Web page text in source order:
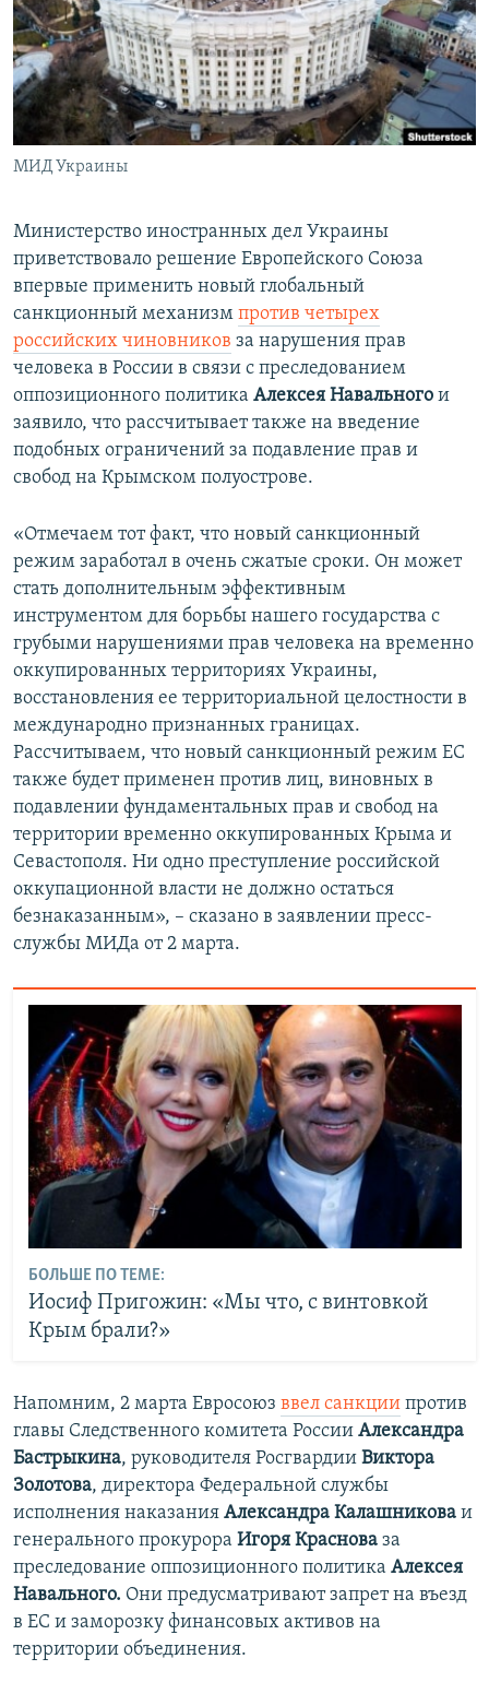
ПОБЕДИТЕЛЕЙ НЕ СУДЯТ?
КРЫМ.НЕПОКОРЕННЫЙ
ELIFBE
УКРАИНСКАЯ ПРОБЛЕМА КРЫМА
ПРИСОЕДИНЯЙТЕСЬ!
Все сайты RFE/RL
МИД Украины
Министерство иностранных дел Украины
приветствовало решение Европейского Союза
впервые применить новый глобальный
санкционный механизм против четырех
российских чиновников за нарушения прав
человека в России в связи с преследованием
оппозиционного политика Алексея Навального и
заявило, что рассчитывает также на введение
подобных ограничений за подавление прав и
свобод на Крымском полуострове.
«Отмечаем тот факт, что новый санкционный
режим заработал в очень сжатые сроки. Он может
стать дополнительным эффективным
инструментом для борьбы нашего государства с
грубыми нарушениями прав человека на временно
оккупированных территориях Украины,
восстановления ее территориальной целостности в
международно признанных границах.
Рассчитываем, что новый санкционный режим ЕС
также будет применен против лиц, виновных в
подавлении фундаментальных прав и свобод на
территории временно оккупированных Крыма и
Севастополя. Ни одно преступление российской
оккупационной власти не должно остаться
безнаказанным», – сказано в заявлении пресс-
службы МИДа от 2 марта.
БОЛЬШЕ ПО ТЕМЕ:
Иосиф Пригожин: «Мы что, с винтовкой
Крым брали?»
Напомним, 2 марта Евросоюз ввел санкции против
главы Следственного комитета России Александра
Бастрыкина, руководителя Росгвардии Виктора
Золотова, директора Федеральной службы
исполнения наказания Александра Калашникова и
генерального прокурора Игоря Краснова за
преследование оппозиционного политика Алексея
Навального. Они предусматривают запрет на въезд
в ЕС и заморозку финансовых активов на
территории объединения.